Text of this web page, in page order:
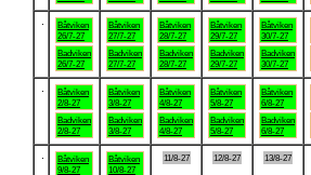
Båtviken
26/7-27
Badviken
26/7-27
Båtviken
27/7-27
Badviken
27/7-27
Båtviken
28/7-27
Badviken
28/7-27
Båtviken
29/7-27
Badviken
29/7-27
Båtviken
30/7-27
Badviken
30/7-27
Båtviken
2/8-27
Badviken
2/8-27
Båtviken
3/8-27
Badviken
3/8-27
Båtviken
4/8-27
Badviken
4/8-27
Båtviken
5/8-27
Badviken
5/8-27
Båtviken
6/8-27
Badviken
6/8-27
Båtviken
9/8-27
Båtviken
10/8-27
11/8-27 12/8-27 13/8-27